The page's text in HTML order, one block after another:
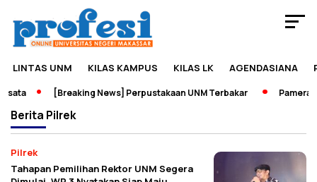
LINTAS UNM KILAS KAMPUS KILAS LK AGENDASIANA
[Breaking News] Perpustakaan UNM Terbakar Pameran
Berita Pilrek
Pilrek
Tahapan Pemilihan Rektor UNM Segera